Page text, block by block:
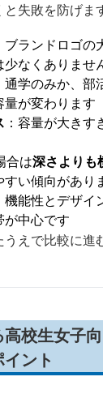
失敗を防げま
ブランドロゴの
なくありませ
通学のみか、部
が変わります
：容量が大き
合は深さよりも
すい傾向があり
機能性とデザ
が中心です
えで比較に進
校生女子
ント